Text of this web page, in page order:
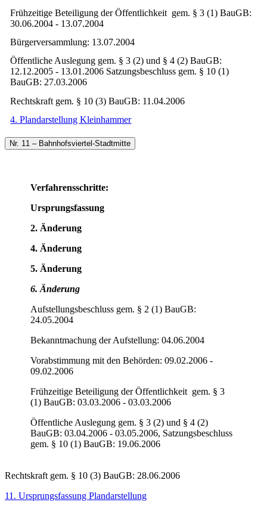
Frühzeitige Beteiligung der Öffentlichkeit gem. § 3 (1) BauGB:
30.06.2004 - 13.07.2004
Bürgerversammlung: 13.07.2004
Öffentliche Auslegung gem. § 3 (2) und § 4 (2) BauGB:
12.12.2005 - 13.01.2006 Satzungsbeschluss gem. § 10 (1)
BauGB: 27.03.2006
Rechtskraft gem. § 10 (3) BauGB: 11.04.2006
4. Plandarstellung Kleinhammer
Nr. 11 – Bahnhofsviertel-Stadtmitte
Verfahrensschritte:
Ursprungsfassung
2. Änderung
4. Änderung
5. Änderung
6. Änderung
Aufstellungsbeschluss gem. § 2 (1) BauGB:
24.05.2004
Bekanntmachung der Aufstellung: 04.06.2004
Vorabstimmung mit den Behörden: 09.02.2006 -
09.02.2006
Frühzeitige Beteiligung der Öffentlichkeit gem. § 3
(1) BauGB: 03.03.2006 - 03.03.2006
Öffentliche Auslegung gem. § 3 (2) und § 4 (2)
BauGB: 03.04.2006 - 03.05.2006, Satzungsbeschluss
gem. § 10 (1) BauGB: 19.06.2006
Rechtskraft gem. § 10 (3) BauGB: 28.06.2006
11. Ursprungsfassung Plandarstellung